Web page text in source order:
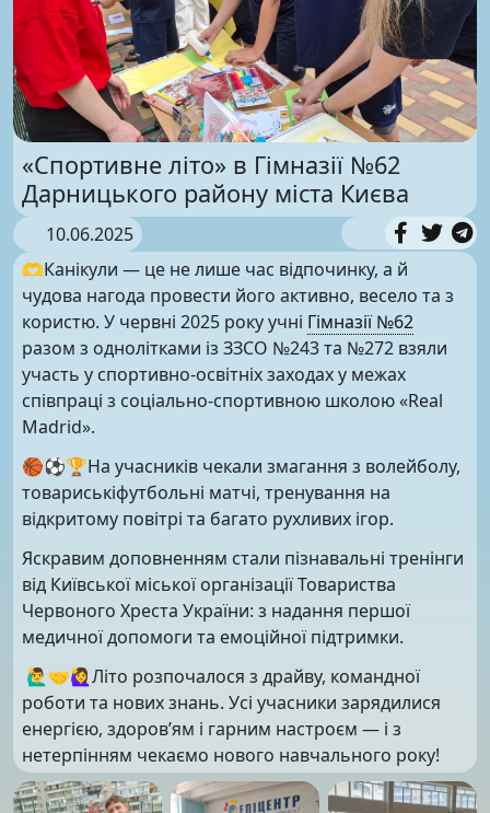
«Спортивне літо» в Гімназії №62
Дарницького району міста Києва
10.06.2025
🫶Канікули — це не лише час відпочинку, а й
чудова нагода провести його активно, весело та з
користю. У червні 2025 року учні Гімназії №62
разом з однолітками із ЗЗСО №243 та №272 взяли
участь у спортивно-освітніх заходах у межах
співпраці з соціально-спортивною школою «Real
Madrid».
🏀⚽️🏆На учасників чекали змагання з волейболу,
товариськіфутбольні матчі, тренування на
відкритому повітрі та багато рухливих ігор.
Яскравим доповненням стали пізнавальні тренінги
від Київської міської організації Товариства
Червоного Хреста України: з надання першої
медичної допомоги та емоційної підтримки.
🙋‍♂️🤝🙋‍♀️Літо розпочалося з драйву, командної
роботи та нових знань. Усі учасники зарядилися
енергією, здоров’ям і гарним настроєм — і з
нетерпінням чекаємо нового навчального року!